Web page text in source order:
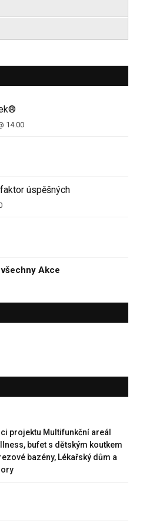
14.00
úspěšných
Akce
projektu Multifunkční areál
bufet s dětským koutkem
bazény, Lékařský dům a